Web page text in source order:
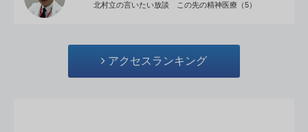
北村立の言いたい放談 この先の精神医療（5）
アクセスランキング